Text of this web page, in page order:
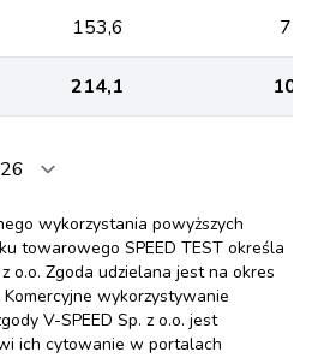
153,6
214,1
wykorzystania powyższych
towarowego SPEED TEST określa
o.o. Zgoda udzielana jest na okres
wykorzystywanie
V-SPEED Sp. z o.o. jest
ich cytowanie w portalach